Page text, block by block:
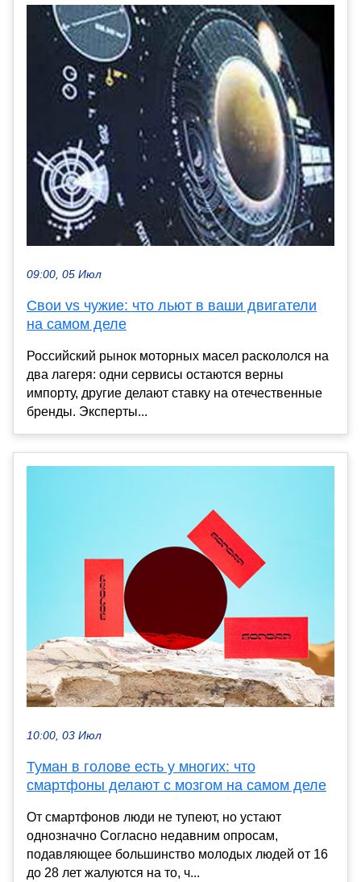
09:00, 05 Июл
Свои vs чужие: что льют в ваши двигатели
на самом деле
Российский рынок моторных масел раскололся на
два лагеря: одни сервисы остаются верны
импорту, другие делают ставку на отечественные
бренды. Эксперты...
10:00, 03 Июл
Туман в голове есть у многих: что
смартфоны делают с мозгом на самом деле
От смартфонов люди не тупеют, но устают
однозначно Согласно недавним опросам,
подавляющее большинство молодых людей от 16
до 28 лет жалуются на то, ч...